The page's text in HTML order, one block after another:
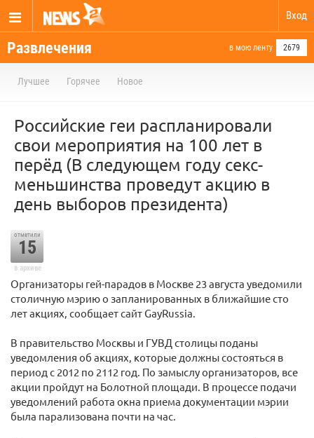
Вход
Развлечения в мою ленту 2679
Лучшее Горячее Новое
Российские геи распланировали
свои мероприятия на 100 лет в
перёд (В следующем году секс-
меньшинства проведут акцию в
день выборов президента)
отметили
15
в архиве
Организаторы гей-парадов в Москве 23 августа уведомили
столичную мэрию о запланированных в ближайшие сто
лет акциях, сообщает сайт GayRussia.
В правительство Москвы и ГУВД столицы поданы
уведомления об акциях, которые должны состояться в
период с 2012 по 2112 год. По замыслу организаторов, все
акции пройдут на Болотной площади. В процессе подачи
уведомлений работа окна приема документации мэрии
была парализована почти на час.